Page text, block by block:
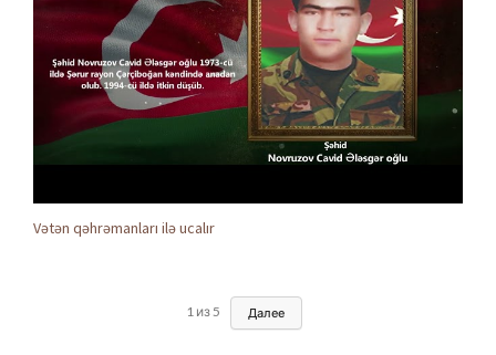
Vətən qəhrəmanları ilə ucalır
1 из 5 Далее